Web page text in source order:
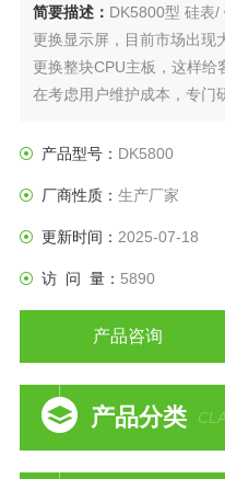
简要描述： DK5800型 硅表
更换显示屏，目前市场出现
更换整块CPU主板，这样给
在考虑用户维护成本，专门
本。现货：
产品型号： DK5800
厂商性质： 生产厂家
更新时间： 2025-07-18
访 问 量： 5890
产品咨询
产品分类